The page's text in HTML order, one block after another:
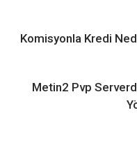
Komisyonla Kredi
Metin2 Pvp